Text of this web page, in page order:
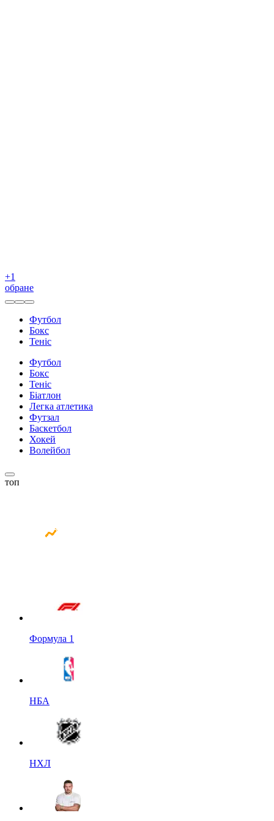
+1
обране
Футбол
Бокс
Теніс
Футбол
Бокс
Теніс
Біатлон
Легка атлетика
Футзал
Баскетбол
Хокей
Волейбол
топ
Формула 1
НБА
НХЛ